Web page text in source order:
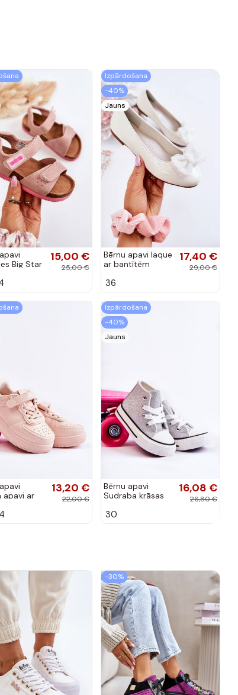
Big Star
15,00 €
25,00 €
Izpārdošana
-40%
Jauns
Bērnu apavi laque
ar bantītēm
Zolly
17,40 €
29,00 €
36
apavi ar
Elike
13,20 €
22,00 €
Izpārdošana
-40%
Jauns
Bērnu apavi
Sudraba krāsas
16,08 €
26,80 €
30
-30%